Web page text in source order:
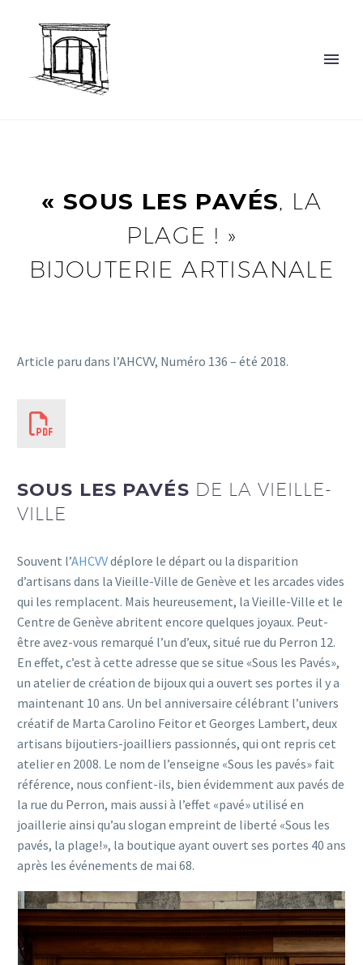
Français
« SOUS LES PAVÉS, LA
PLAGE ! »
BIJOUTERIE ARTISANALE
Article paru dans l’AHCVV, Numéro 136 – été 2018.
SOUS LES PAVÉS DE LA VIEILLE-
VILLE
Souvent l’AHCVVdéplore le départ ou la disparition
d’artisans dans la Vieille-Ville de Genève et les arcades vides
qui les remplacent. Mais heureusement, la Vieille-Ville et le
Centre de Genève abritent encore quelques joyaux. Peut-
être avez-vous remarqué l’un d’eux, situé rue du Perron 12.
En effet, c’est à cette adresse que se situe «Sous les Pavés»,
un atelier de création de bijoux qui a ouvert ses portes il y a
maintenant 10 ans. Un bel anniversaire célébrant l’univers
créatif de Marta Carolino Feitor et Georges Lambert, deux
artisans bijoutiers-joailliers passionnés, qui ont repris cet
atelier en 2008. Le nom de l’enseigne «Sous les pavés» fait
référence, nous confient-ils, bien évidemment aux pavés de
la rue du Perron, mais aussi à l’effet «pavé» utilisé en
joaillerie ainsi qu’au slogan empreint de liberté «Sous les
pavés, la plage!», la boutique ayant ouvert ses portes 40 ans
après les événements de mai 68.